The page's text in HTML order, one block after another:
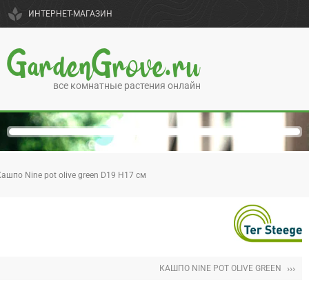
spa ИНТЕРНЕТ-МАГАЗИН
GardenGrove.ru
все комнатные растения онлайн
Nine pot olive green D19 H17 см
КАШПО NINE POT OLIVE GREEN ›››